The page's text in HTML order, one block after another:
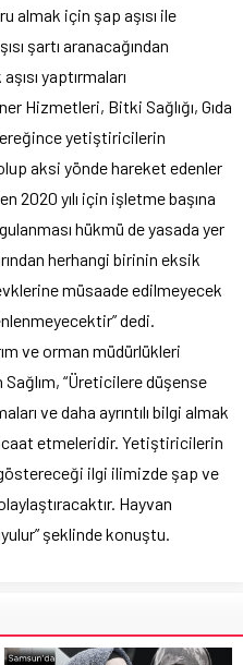
almak için şap aşısı ile
şartı aranacağından
yaptırmaları
Hizmetleri, Bitki Sağlığı, Gıda
yetiştiricilerin
aksi yönde hareket edenler
2020 yılı için işletme başına
hükmü de yasada yer
herhangi birinin eksik
müsaade edilmeyecek
dedi.
ve orman müdürlükleri
“Üreticilere düşense
ve daha ayrıntılı bilgi almak
etmeleridir. Yetiştiricilerin
ilgi ilimizde şap ve
Hayvan
şeklinde konuştu.